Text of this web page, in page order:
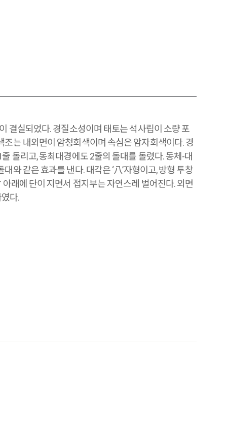
결실되었다. 경질소성이며 태토는 석사립이 소량 포
조는 내외면이 암청회색이며 속심은 암자회색이다. 경
돌리고, 동최대경에도 2줄의 돌대를 돌렸다. 동체-대
와 같은 효과를 낸다. 대각은 ‘八’자형이고, 방형 투창
래에 단이 지면서 접지부는 자연스레 벌어진다. 외면
다.